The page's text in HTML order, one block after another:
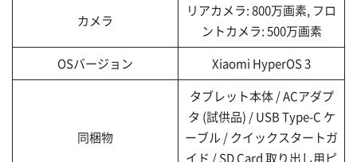
カメラ
リアカメラ: 800万画素, フロ
ントカメラ: 500万画素
OSバージョン
Xiaomi HyperOS 3
同梱物
タブレット本体 / ACアダプ
タ (試供品) / USB Type-C ケ
ーブル / クイックスタートガ
イド / SD Card 取り出し用ピ